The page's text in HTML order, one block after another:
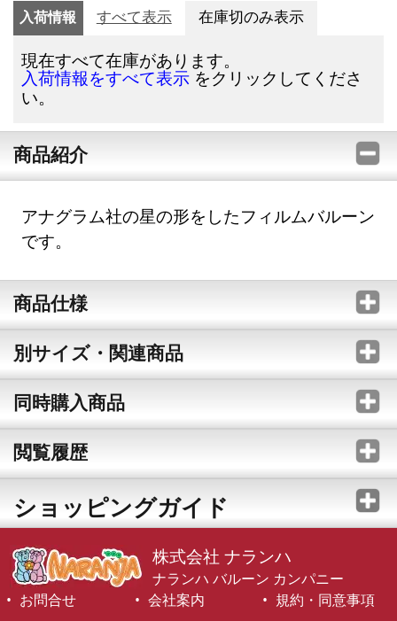
入荷情報 すべて表示 在庫切のみ表示
現在すべて在庫があります。
入荷情報をすべて表示 をクリックしてくださ
い。
商品紹介
アナグラム社の星の形をしたフィルムバルーン
です。
商品仕様
別サイズ・関連商品
同時購入商品
閲覧履歴
ショッピングガイド
株式会社 ナランハ
ナランハ バルーン カンパニー
お問合せ
会社案内
規約・同意事項